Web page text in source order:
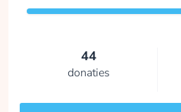
44
donaties